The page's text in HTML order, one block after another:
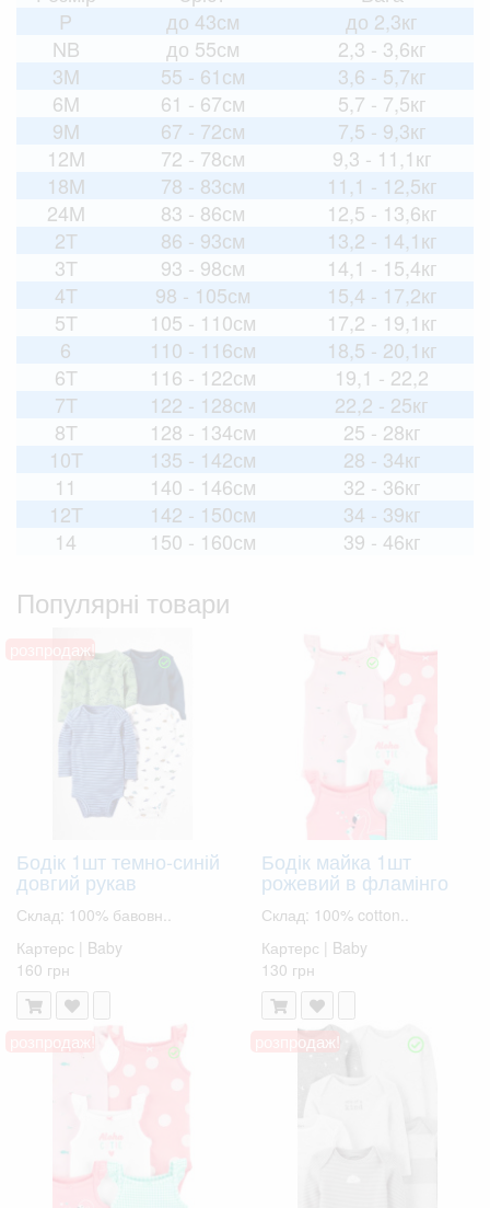
P
до 43см
до 2,3кг
NB
до 55см
2,3 - 3,6кг
3M
55 - 61см
3,6 - 5,7кг
6M
61 - 67см
5,7 - 7,5кг
9M
67 - 72см
7,5 - 9,3кг
12M
72 - 78см
9,3 - 11,1кг
18M
78 - 83см
11,1 - 12,5кг
24M
83 - 86см
12,5 - 13,6кг
2T
86 - 93см
13,2 - 14,1кг
3T
93 - 98см
14,1 - 15,4кг
4T
98 - 105см
15,4 - 17,2кг
5T
105 - 110см
17,2 - 19,1кг
6
110 - 116см
18,5 - 20,1кг
6T
116 - 122см
19,1 - 22,2
7T
122 - 128см
22,2 - 25кг
8T
128 - 134см
25 - 28кг
10T
135 - 142см
28 - 34кг
11
140 - 146см
32 - 36кг
12T
142 - 150см
34 - 39кг
14
150 - 160см 39 - 46кг
Популярні товари
розпродаж!
Бодік 1шт темно-синій
довгий рукав
Склад: 100% бавовн..
Картерс | Baby
160 грн
Бодік майка 1шт
рожевий в фламінго
Склад: 100% cotton..
Картерс | Baby
130 грн
розпродаж! розпродаж!